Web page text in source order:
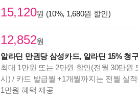
15,120원 (10%, 1,680원 할인)
12,852원
알라딘 만권당 삼성카드, 알라딘 15% 청
최대 1만원 또는 2만원 할인(전월 30만원
시) / 카드 발급월 +1개월까지는 전월 실
1만원 혜택 제공